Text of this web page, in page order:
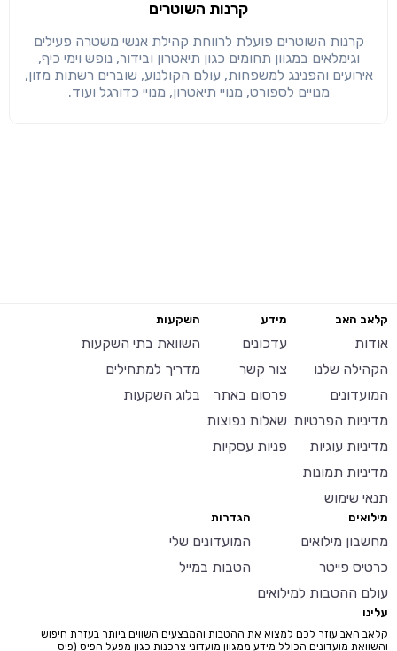
קרנות השוטרים
קרנות השוטרים פועלת לרווחת קהילת אנשי משטרה פעילים
וגימלאים במגוון תחומים כגון תיאטרון ובידור, נופש וימי כיף,
אירועים והפנינג למשפחות, עולם הקולנוע, שוברים רשתות מזון,
מנויים לספורט, מנויי תיאטרון, מנויי כדורגל ועוד.
קלאב האב
אודות
הקהילה שלנו
המועדונים
מדיניות הפרטיות
מדיניות עוגיות
מדיניות תמונות
תנאי שימוש
מידע
עדכונים
צור קשר
פרסום באתר
שאלות נפוצות
פניות עסקיות
השקעות
השוואת בתי השקעות
מדריך למתחילים
בלוג השקעות
מילואים
מחשבון מילואים
כרטיס פייטר
עולם ההטבות למילואים
הגדרות
המועדונים שלי
הטבות במייל
עלינו
קלאב האב עוזר לכם למצוא את ההטבות והמבצעים השווים ביותר בעזרת חיפוש
והשוואת מועדונים הכולל מידע ממגוון מועדוני צרכנות כגון מפעל הפיס (פיס